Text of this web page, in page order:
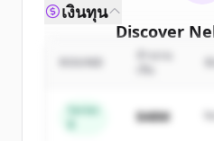
Discover
of
New accounts
เงินทุน
Series
$48M